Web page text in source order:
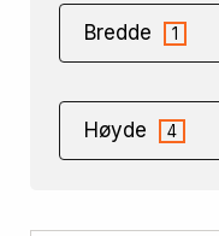
Bredde 1
Høyde 4